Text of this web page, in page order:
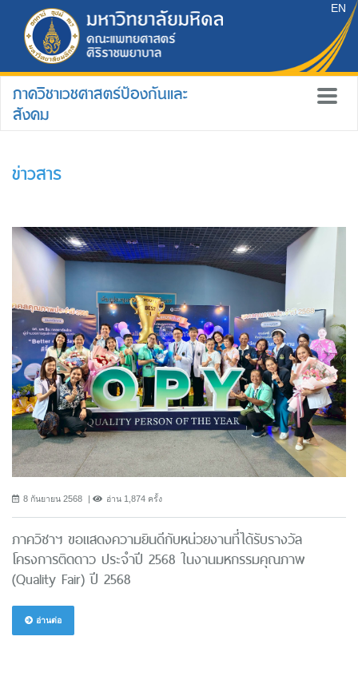
EN
ภาควิชาเวชศาสตร์ป้องกันและ
สังคม
ข่าวสาร
8 กันยายน 2568 อ่าน 1,874 ครั้ง
ภาควิชาฯ ขอแสดงความยินดีกับหน่วยงานที่ได้รับรางวัล
โครงการติดดาว ประจำปี 2568 ในงานมหกรรมคุณภาพ
(Quality Fair) ปี 2568
อ่านต่อ